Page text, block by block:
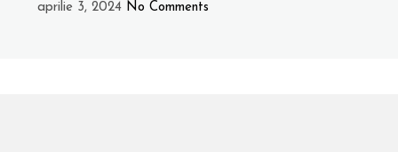
aprilie 3, 2024 No Comments